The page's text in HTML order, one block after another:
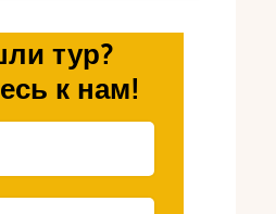
тур?
к нам!